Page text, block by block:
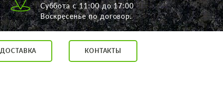
Суббота с 11:00 до 17:00
Воскресенье по договор.
ДОСТАВКА КОНТАКТЫ